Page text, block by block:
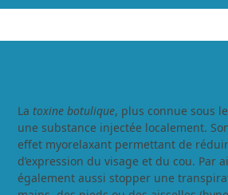
La toxine botulique, plus connue sous
une substance injectée localement.
effet myorelaxant permettant de
d’expression du visage et du cou. Par
également aussi stopper une